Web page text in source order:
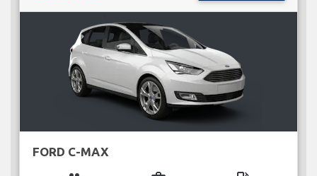
FORD C-MAX